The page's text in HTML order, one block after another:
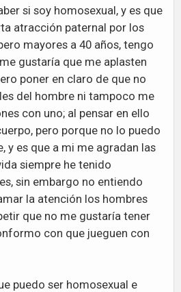
si soy homosexual, y es que
atracción paternal por los
mayores a 40 años, tengo
gustaría que me aplasten
poner en claro de que no
del hombre ni tampoco me
con uno; al pensar en ello
pero porque no lo puedo
y es que a mi me agradan las
siempre he tenido
sin embargo no entiendo
la atención los hombres
que no me gustaría tener
con que jueguen con
puedo ser homosexual e